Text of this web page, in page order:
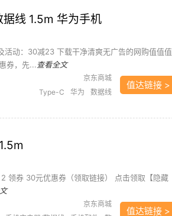
线 1.5m 华为手机
动：30减23 下载干净清爽无广告的网购值值值
券，先... 查看全文
京东商城
Type-C 华为 数据线
值达链接 >
领券 30元优惠券（领取链接） 点击领取【隐藏
京东商城
值达链接 >